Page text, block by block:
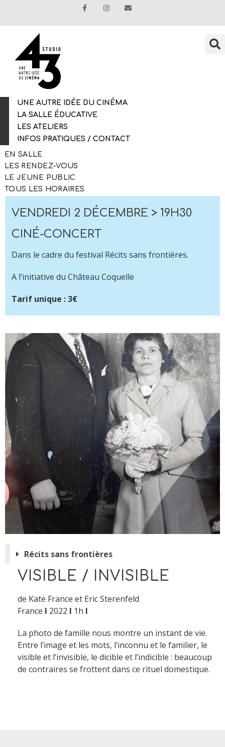
UNE AUTRE IDÉE DU CINÉMA
LA SALLE ÉDUCATIVE
LES ATELIERS
INFOS PRATIQUES / CONTACT
EN SALLE
LES RENDEZ-VOUS
LE JEUNE PUBLIC
TOUS LES HORAIRES
VENDREDI 2 DÉCEMBRE > 19H30
CINÉ-CONCERT
Dans le cadre du festival Récits sans frontières.
A l’initiative du Château Coquelle
Tarif unique : 3€
Récits sans frontières
VISIBLE / INVISIBLE
de Kate France et Eric Sterenfeld
France I 2022 I 1h I
La photo de famille nous montre un instant de vie.
Entre l’image et les mots, l’inconnu et le familier, le
visible et l’invisible, le dicible et l’indicible : beaucoup
de contraires se frottent dans ce rituel domestique.